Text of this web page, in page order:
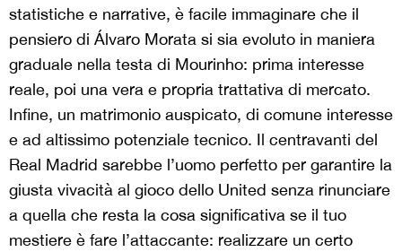
statistiche e narrative, è facile immaginare che il
pensiero di Álvaro Morata si sia evoluto in maniera
graduale nella testa di Mourinho: prima interesse
reale, poi una vera e propria trattativa di mercato.
Infine, un matrimonio auspicato, di comune interesse
e ad altissimo potenziale tecnico. Il centravanti del
Real Madrid sarebbe l’uomo perfetto per garantire la
giusta vivacità al gioco dello United senza rinunciare
a quella che resta la cosa significativa se il tuo
mestiere è fare l’attaccante: realizzare un certo